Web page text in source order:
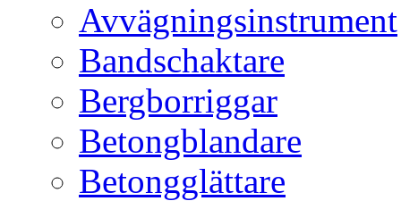
Avvägningsinstrument
Bandschaktare
Bergborriggar
Betongblandare
Betongglättare